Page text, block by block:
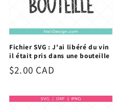
Fichier SVG : J'ai libéré du vin
il était pris dans une bouteille
Prix
$2.00 CAD